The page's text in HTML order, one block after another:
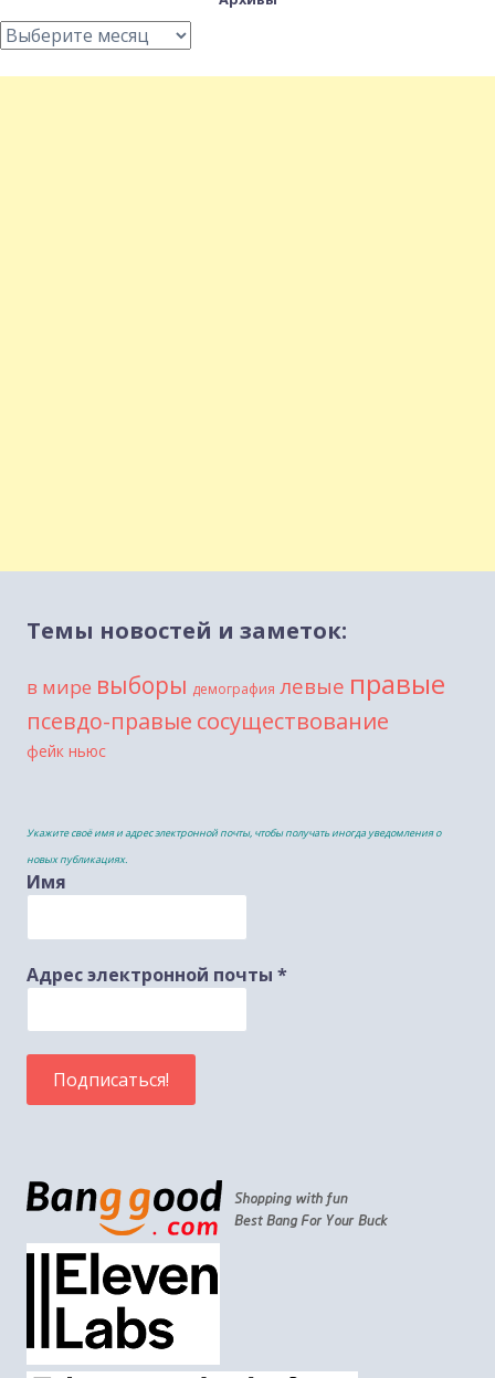
Архивы
Темы новостей и заметок:
в мире выборы демография левые правые
псевдо-правые сосуществование
фейк ньюс
Укажите своё имя и адрес электронной почты, чтобы получать иногда уведомления о
новых публикациях.
Имя
Адрес электронной почты *